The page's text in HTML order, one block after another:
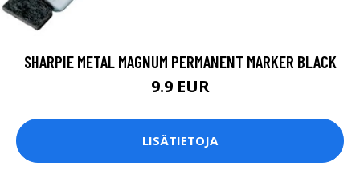
SHARPIE METAL MAGNUM PERMANENT MARKER BLACK
9.9 EUR
LISÄTIETOJA